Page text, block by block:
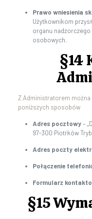
Prawo wniesienia
Użytkownikom
organu
osobowych.
§14
Z Administratorem
poniższych sposobów
Adres pocztowy–
97-300 Piotrków
Adres poczty
Połączenie
Formularz
§15